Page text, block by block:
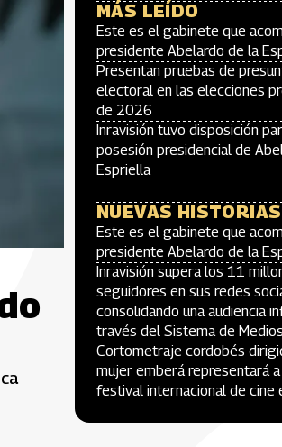
MÁS LEÍDO
Este es el gabinete que
presidente Abelardo de la
Presentan pruebas de
electoral en las elecciones
de 2026
Inravisión tuvo disposición
posesión presidencial de
Espriella
NUEVAS HISTORIAS
Este es el gabinete que
presidente Abelardo de la
Inravisión supera los 11
seguidores en sus redes
consolidando una audiencia
través del Sistema de
Cortometraje cordobés
mujer emberá representará
festival internacional de cine